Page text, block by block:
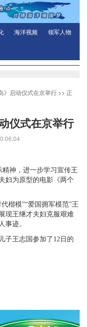
海洋视频 领军人物
》启动仪式在京举行 >> 正
仪式在京举行
神，进一步学习宣传王
妇为原型的电影《两个
代楷模”“爱国拥军模范”王
现王继才夫妇克服艰难
事迹。
王志国参加了 12 日的